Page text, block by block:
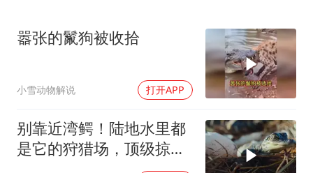
费大厨口号更改 不再宣传小炒肉大王
56岁刘奕君跟13岁女儿合跳
从科技创新看开局起步的时与势
嚣张的鬣狗被收拾
小雪动物解说 打开APP
别靠近湾鳄！陆地水里都
是它的狩猎场，顶级掠食